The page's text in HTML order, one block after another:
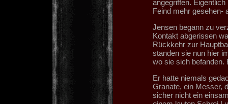
angegriffen.
Feind mehr gesehen-
Jensen begann zu
Kontakt abgerissen
Rückkehr zur
standen sie nun hier
wo sie sich befanden.
Er hatte niemals
Granate, ein Messer,
sicher nicht ein